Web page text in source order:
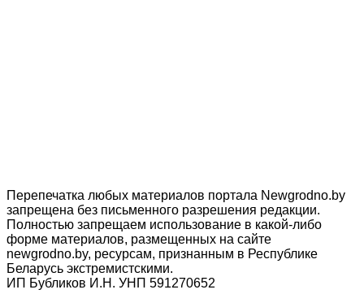
Перепечатка любых материалов портала Newgrodno.by
запрещена без письменного разрешения редакции.
Полностью запрещаем использование в какой-либо
форме материалов, размещенных на сайте
newgrodno.by, ресурсам, признанным в Республике
Беларусь экстремистскими.
ИП Бубликов И.Н. УНП 591270652